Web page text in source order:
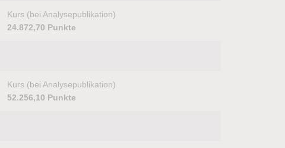
Kurs (bei Analysepublikation)
24.872,70 Punkte
Kurs (bei Analysepublikation)
52.256,10 Punkte